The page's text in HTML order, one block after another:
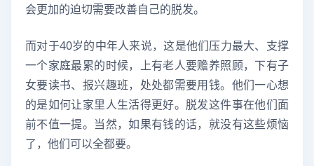
会更加的迫切需要改善自己的脱发。
而对于40岁的中年人来说，这是他们压力最大、支撑
一个家庭最累的时候，上有老人要赡养照顾，下有子
女要读书、报兴趣班，处处都需要用钱。他们一心想
的是如何让家里人生活得更好。脱发这件事在他们面
前不值一提。当然，如果有钱的话，就没有这些烦恼
了，他们可以全都要。